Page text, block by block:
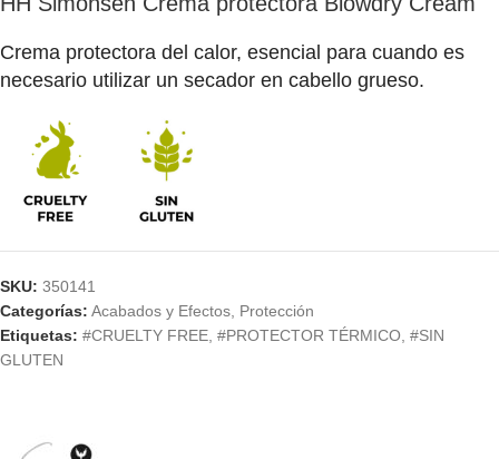
Crema protectora del calor, esencial para cuando es
necesario utilizar un secador en cabello grueso.
SKU: 350141
Categorías: Acabados y Efectos Protección
Etiquetas: #CRUELTY FREE #PROTECTOR TÉRMICO #SIN
GLUTEN